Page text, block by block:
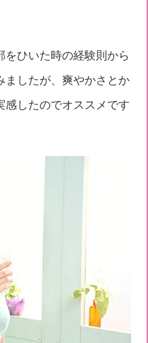
ひいた時の経験則から
ましたが、爽やかさとか
感したのでオススメです